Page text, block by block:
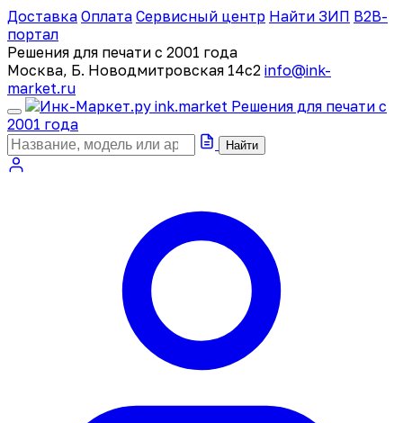
Доставка Оплата Сервисный центр Найти ЗИП B2B-
портал
Решения для печати с 2001 года
Москва, Б. Новодмитровская 14с2 info@ink-
market.ru
ink.market Решения для печати с
2001 года
Найти